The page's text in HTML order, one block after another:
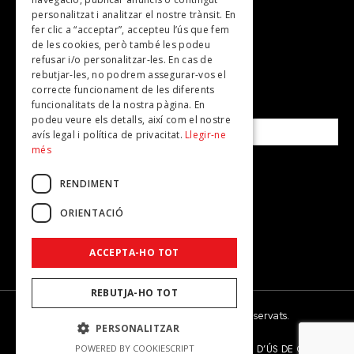
Revistes
SUBSCRIU-TE A LA NOSTRA NEWSLETTER!
Correu electrònic*
Accepto lapolítica de privacitat
© 2026 - Dona Secret - Tots els drets reservats.
POLÍTICA DE PRIVACITAT POLÍTICA D’ÚS DE COOKIES
personalitzat i analitzar el nostre trànsit. En
fer clic a “acceptar”, accepteu l’ús que fem
de les cookies, però també les podeu
refusar i/o personalitzar-les. En cas de
rebutjar-les, no podrem assegurar-vos el
correcte funcionament de les diferents
funcionalitats de la nostra pàgina. En
podeu veure els detalls, així com el nostre
avís legal i política de privacitat. Llegir-ne
més
RENDIMENT
ORIENTACIÓ
ACCEPTA-HO TOT
REBUTJA-HO TOT
PERSONALITZAR
POWERED BY COOKIESCRIPT